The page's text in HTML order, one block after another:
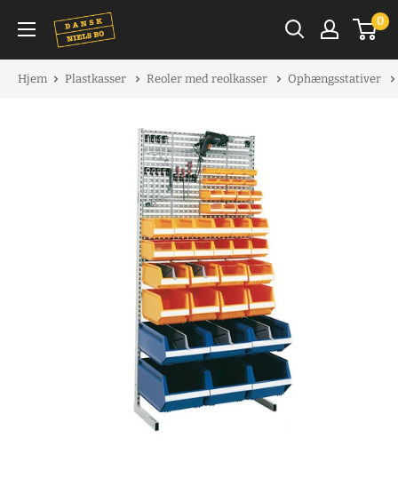
indhold
0
Hjem Plastkasser Reoler med reolkasser Ophængsstativer